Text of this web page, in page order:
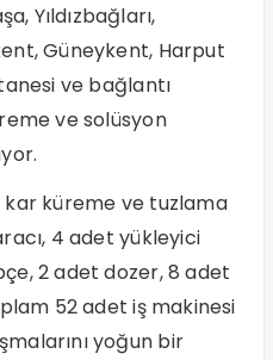
Yıldızbağları,
Güneykent, Harput
ve bağlantı
ve solüsyon
kar küreme ve tuzlama
4 adet yükleyici
2 adet dozer, 8 adet
52 adet iş makinesi
yoğun bir